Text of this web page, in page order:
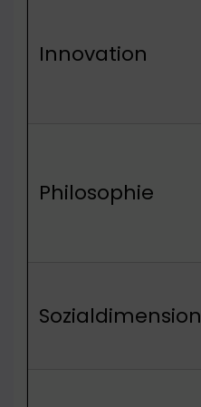
Innovation
Philosophie
Sozialdimension